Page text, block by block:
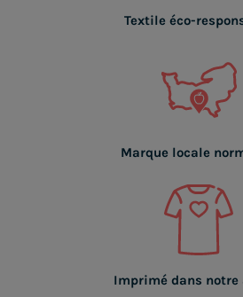
Textile éco-
Marque locale
Imprimé dans